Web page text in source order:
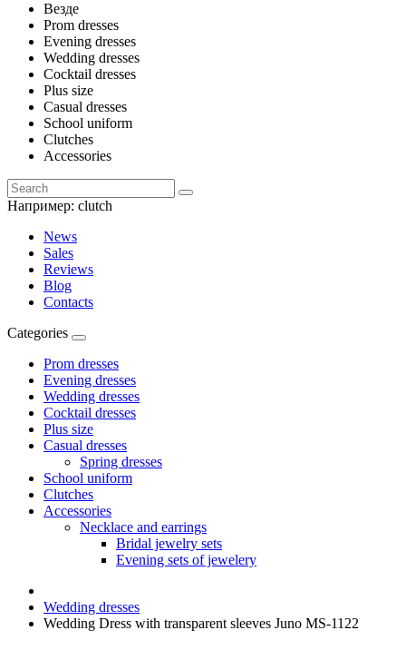
Везде
Prom dresses
Evening dresses
Wedding dresses
Cocktail dresses
Plus size
Casual dresses
School uniform
Clutches
Accessories
Например: clutch
News
Sales
Reviews
Blog
Contacts
Categories
Prom dresses
Evening dresses
Wedding dresses
Cocktail dresses
Plus size
Casual dresses
Spring dresses
School uniform
Clutches
Accessories
Necklace and earrings
Bridal jewelry sets
Evening sets of jewelery
Wedding dresses
Wedding Dress with transparent sleeves Juno MS-1122